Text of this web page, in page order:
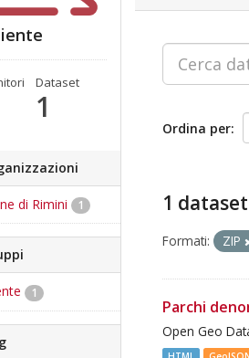
Dataset
1
di Rimini 1
1
Ordina per
1
Formati: ZIP
Parchi
Open Geo